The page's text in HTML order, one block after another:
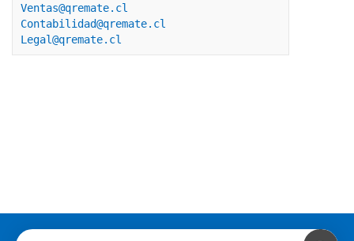
Ventas@qremate.cl
Contabilidad@qremate.cl
Legal@qremate.cl